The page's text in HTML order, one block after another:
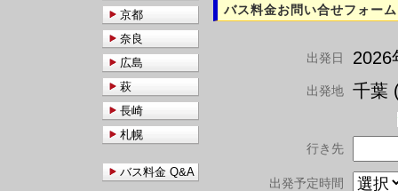
バス料金お問い合せフォーム
出発日 2026
出発地 千葉
行き先
出発予定時間
京都
奈良
広島
萩
長崎
札幌
バス料金 Q&A